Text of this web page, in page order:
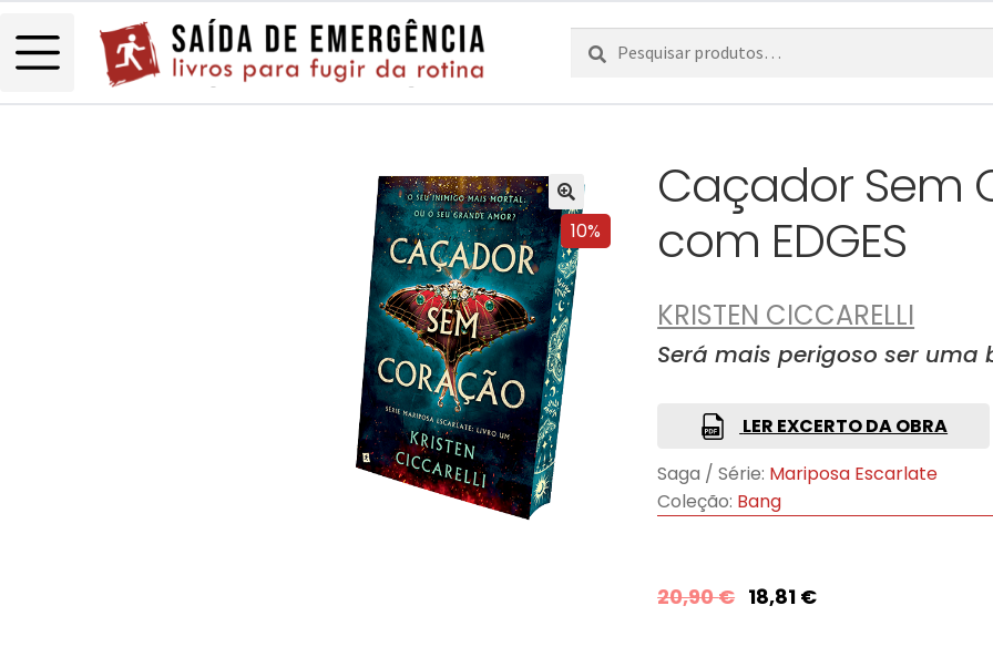
Pesquisar
por:
Pesquisa
10%
Caçador Sem
com EDGES
KRISTEN CICCARELLI
Será mais perigoso ser
LER EXCERTO DA OBRA
Saga / Série: Mariposa Escarlate
Coleção: Bang
20,90€ 18,81 €